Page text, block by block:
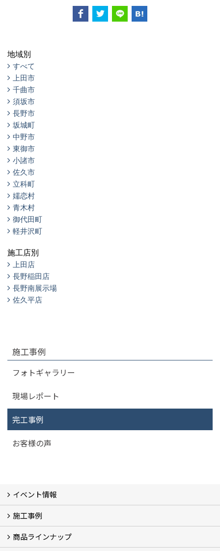
地域別
すべて
上田市
千曲市
須坂市
長野市
坂城町
中野市
東御市
小諸市
佐久市
立科町
嬬恋村
青木村
御代田町
軽井沢町
施工店別
上田店
長野稲田店
長野南展示場
佐久平店
施工事例
フォトギャラリー
現場レポート
完工事例
お客様の声
イベント情報
イベント予告
過去のイベント
施工事例
フォトギャラリー
モデルハウス (7)
現場レポート
完工事例
お客様の声
商品ラインナップ